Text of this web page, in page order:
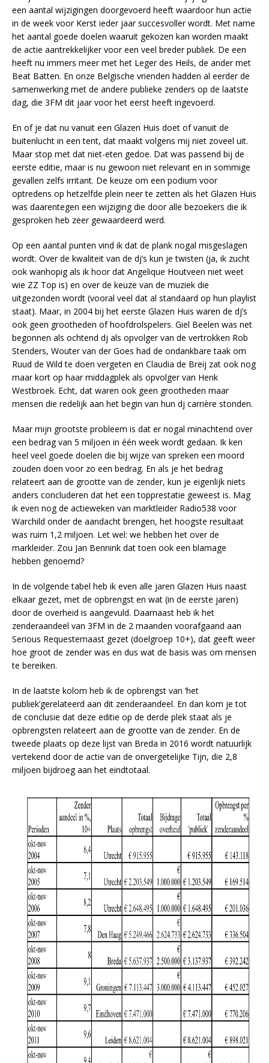
een aantal wijzigingen doorgevoerd heeft waardoor hun actie
in de week voor Kerst ieder jaar succesvoller wordt. Met name
het aantal goede doelen waaruit gekozen kan worden maakt
de actie aantrekkelijker voor een veel breder publiek. De een
heeft nu immers meer met het Leger des Heils, de ander met
Beat Batten. En onze Belgische vrienden hadden al eerder de
samenwerking met de andere publieke zenders op de laatste
dag, die 3FM dit jaar voor het eerst heeft ingevoerd.
En of je dat nu vanuit een Glazen Huis doet of vanuit de
buitenlucht in een tent, dat maakt volgens mij niet zoveel uit.
Maar stop met dat niet-eten gedoe. Dat was passend bij de
eerste editie, maar is nu gewoon niet relevant en in sommige
gevallen zelfs irritant. De keuze om een podium voor
optredens op hetzelfde plein neer te zetten als het Glazen Huis
was daarentegen een wijziging die door alle bezoekers die ik
gesproken heb zeer gewaardeerd werd.
Op een aantal punten vind ik dat de plank nogal misgeslagen
wordt. Over de kwaliteit van de dj’s kun je twisten (ja, ik zucht
ook wanhopig als ik hoor dat Angelique Houtveen niet weet
wie ZZ Top is) en over de keuze van de muziek die
uitgezonden wordt (vooral veel dat al standaard op hun playlist
staat). Maar, in 2004 bij het eerste Glazen Huis waren de dj’s
ook geen grootheden of hoofdrolspelers. Giel Beelen was net
begonnen als ochtend dj als opvolger van de vertrokken Rob
Stenders, Wouter van der Goes had de ondankbare taak om
Ruud de Wild te doen vergeten en Claudia de Breij zat ook nog
maar kort op haar middagplek als opvolger van Henk
Westbroek. Echt, dat waren ook geen grootheden maar
mensen die redelijk aan het begin van hun dj carrière stonden.
Maar mijn grootste probleem is dat er nogal minachtend over
een bedrag van 5 miljoen in één week wordt gedaan. Ik ken
heel veel goede doelen die bij wijze van spreken een moord
zouden doen voor zo een bedrag. En als je het bedrag
relateert aan de grootte van de zender, kun je eigenlijk niets
anders concluderen dat het een topprestatie geweest is. Mag
ik even nog de actieweken van marktleider Radio538 voor
Warchild onder de aandacht brengen, het hoogste resultaat
was ruim 1,2 miljoen. Let wel: we hebben het over de
markleider. Zou Jan Bennink dat toen ook een blamage
hebben genoemd?
In de volgende tabel heb ik even alle jaren Glazen Huis naast
elkaar gezet, met de opbrengst en wat (in de eerste jaren)
door de overheid is aangevuld. Daarnaast heb ik het
zenderaandeel van 3FM in de 2 maanden voorafgaand aan
Serious Requesternaast gezet (doelgroep 10+), dat geeft weer
hoe groot de zender was en dus wat de basis was om mensen
te bereiken.
In de laatste kolom heb ik de opbrengst van ‘het
publiek’gerelateerd aan dit zenderaandeel. En dan kom je tot
de conclusie dat deze editie op de derde plek staat als je
opbrengsten relateert aan de grootte van de zender. En de
tweede plaats op deze lijst van Breda in 2016 wordt natuurlijk
vertekend door de actie van de onvergetelijke Tijn, die 2,8
miljoen bijdroeg aan het eindtotaal.